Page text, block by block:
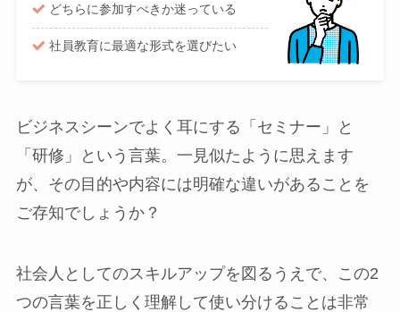
どちらに参加すべきか迷っている
社員教育に最適な形式を選びたい
ビジネスシーンでよく耳にする「セミナー」と
「研修」という言葉。一見似たように思えます
が、その目的や内容には明確な違いがあることを
ご存知でしょうか？
社会人としてのスキルアップを図るうえで、この2
つの言葉を正しく理解して使い分けることは非常